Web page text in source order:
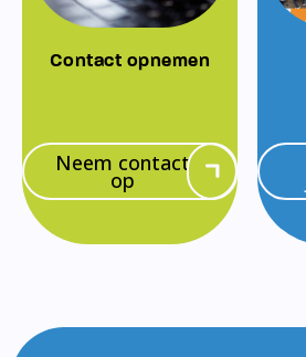
Contact opnemen
Neem contact
op